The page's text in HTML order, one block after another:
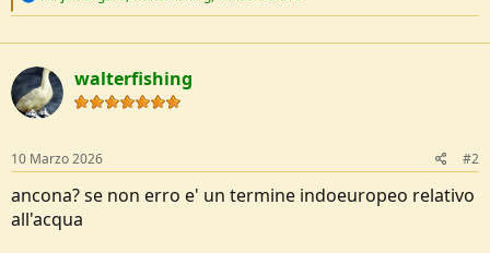
c
t
i
o
n
:
walterfishing
10 Marzo 2026 #2
ancona? se non erro e' un termine indoeuropeo relativo
all'acqua